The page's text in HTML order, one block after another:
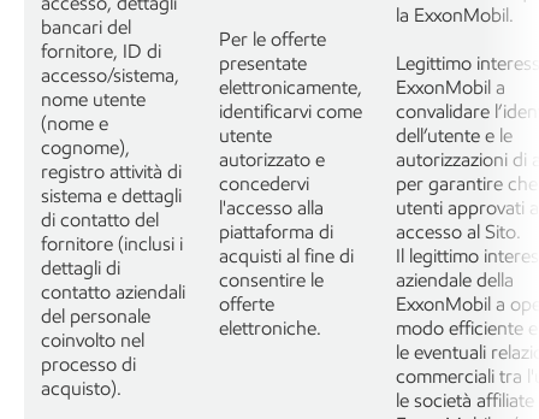
bancari del
fornitore, ID di
accesso/sistema,
nome utente
(nome e
cognome),
registro attività di
sistema e dettagli
di contatto del
fornitore (inclusi i
dettagli di
contatto aziendali
del personale
coinvolto nel
processo di
acquisto).
Per le offerte
presentate
elettronicamente,
identificarvi come
utente
autorizzato e
concedervi
l'accesso alla
piattaforma di
acquisti al fine di
consentire le
offerte
elettroniche.
la ExxonMobil.
Legittimo
ExxonMobil a
convalidare
dell’utente e le
autorizzazioni di
per garantire
utenti approvati
accesso al Sito.
Il legittimo
aziendale della
ExxonMobil a
modo efficiente
le eventuali
commerciali tra
le società affiliate